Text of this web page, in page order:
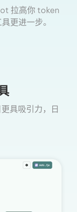
拉高你 token
更进一步。
具吸引力，日